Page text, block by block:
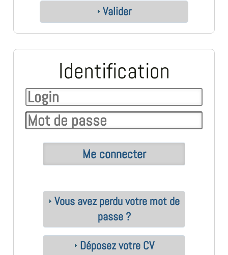
Valider
Identification
Vous avez perdu votre mot de
passe ?
Déposez votre CV